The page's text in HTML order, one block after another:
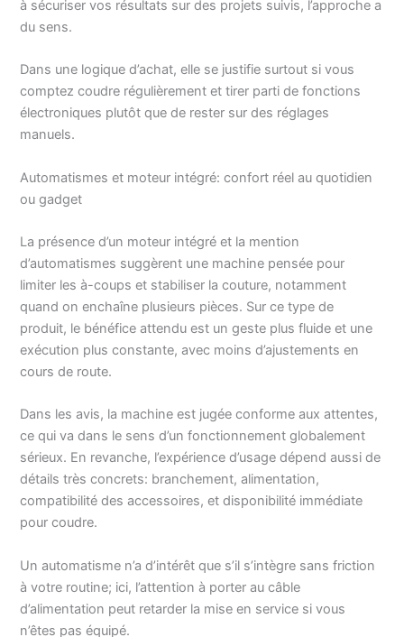
à sécuriser vos résultats sur des projets suivis, l’approche a
du sens.
Dans une logique d’achat, elle se justifie surtout si vous
comptez coudre régulièrement et tirer parti de fonctions
électroniques plutôt que de rester sur des réglages
manuels.
Automatismes et moteur intégré: confort réel au quotidien
ou gadget
La présence d’un moteur intégré et la mention
d’automatismes suggèrent une machine pensée pour
limiter les à-coups et stabiliser la couture, notamment
quand on enchaîne plusieurs pièces. Sur ce type de
produit, le bénéfice attendu est un geste plus fluide et une
exécution plus constante, avec moins d’ajustements en
cours de route.
Dans les avis, la machine est jugée conforme aux attentes,
ce qui va dans le sens d’un fonctionnement globalement
sérieux. En revanche, l’expérience d’usage dépend aussi de
détails très concrets: branchement, alimentation,
compatibilité des accessoires, et disponibilité immédiate
pour coudre.
Un automatisme n’a d’intérêt que s’il s’intègre sans friction
à votre routine; ici, l’attention à porter au câble
d’alimentation peut retarder la mise en service si vous
n’êtes pas équipé.